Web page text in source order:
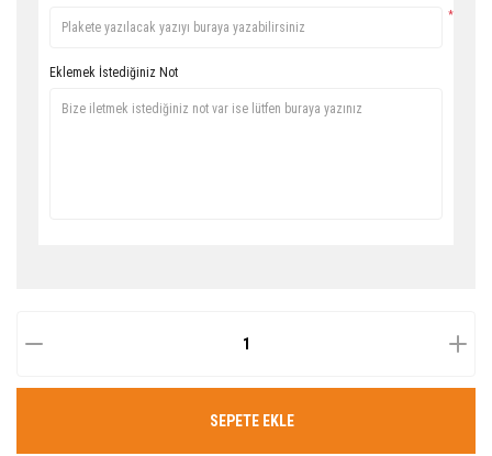
*
Eklemek İstediğiniz Not
SEPETE EKLE